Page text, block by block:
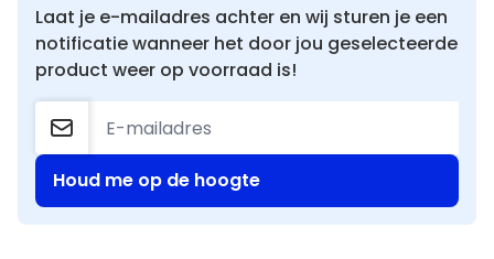
Laat je e-mailadres achter en wij sturen je een
notificatie wanneer het door jou geselecteerde
product weer op voorraad is!
Houd me op de hoogte